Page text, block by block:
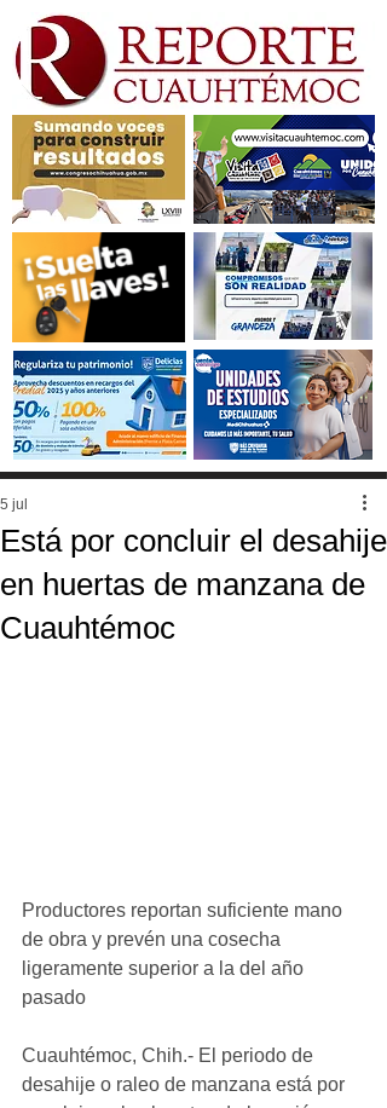
Está por concluir el desahije
en huertas de manzana de
Cuauhtémoc
5 jul
Productores reportan suficiente mano
de obra y prevén una cosecha
ligeramente superior a la del año
pasado
Cuauhtémoc, Chih.- El periodo de
desahije o raleo de manzana está por